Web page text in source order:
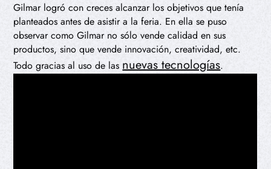
Gilmar logró con creces alcanzar los objetivos que tenía
planteados antes de asistir a la feria. En ella se puso
observar como Gilmar no sólo vende calidad en sus
productos, sino que vende innovación, creatividad, etc.
Todo gracias al uso de las nuevas tecnologías.